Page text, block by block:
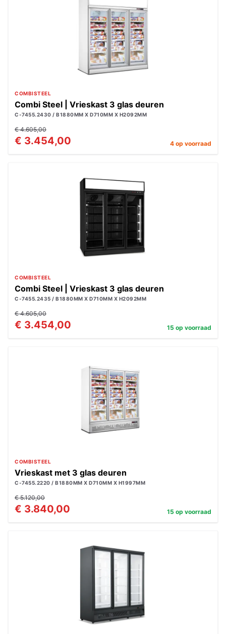
COMBISTEEL
Combi Steel | Vrieskast 3 glas deuren
C-7455.2430 / B1880MM X D710MM X H2092MM
€ 4.605,00
€ 3.454,00 4 op voorraad
COMBISTEEL
Combi Steel | Vrieskast 3 glas deuren
C-7455.2435 / B1880MM X D710MM X H2092MM
€ 4.605,00
€ 3.454,00 15 op voorraad
COMBISTEEL
Vrieskast met 3 glas deuren
C-7455.2220 / B1880MM X D710MM X H1997MM
€ 5.120,00
€ 3.840,00 15 op voorraad